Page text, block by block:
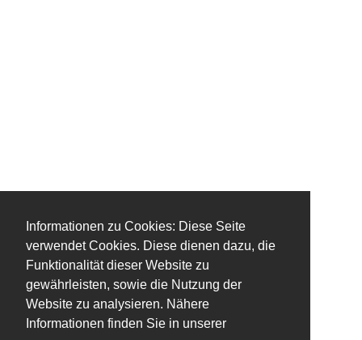
Informationen zu Cookies: Diese Seite
verwendet Cookies. Diese dienen dazu, die
Funktionalität dieser Website zu
gewährleisten, sowie die Nutzung der
Website zu analysieren. Nähere
Informationen finden Sie in unserer